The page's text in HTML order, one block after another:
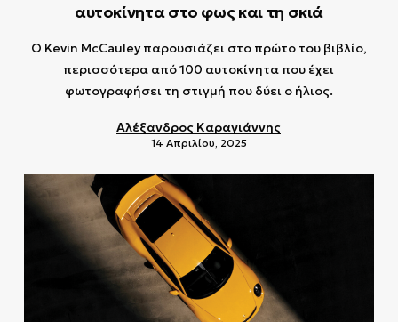
αυτοκίνητα στο φως και τη σκιά
O Kevin McCauley παρουσιάζει στο πρώτο του βιβλίο,
περισσότερα από 100 αυτοκίνητα που έχει
φωτογραφήσει τη στιγμή που δύει ο ήλιος.
Αλέξανδρος Καραγιάννης
14 Απριλίου, 2025